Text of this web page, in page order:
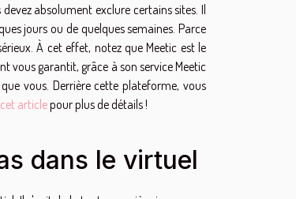
absolument exclure certains sites. Il
jours ou de quelques semaines. Parce
À cet effet, notez que Meetic est le
vous garantit, grâce à son service Meetic
vous. Derrière cette plateforme, vous
cet articlepour plus de détails !
dans le virtuel